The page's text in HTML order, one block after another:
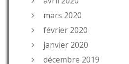
mars 2020
février 2020
janvier 2020
décembre 2019